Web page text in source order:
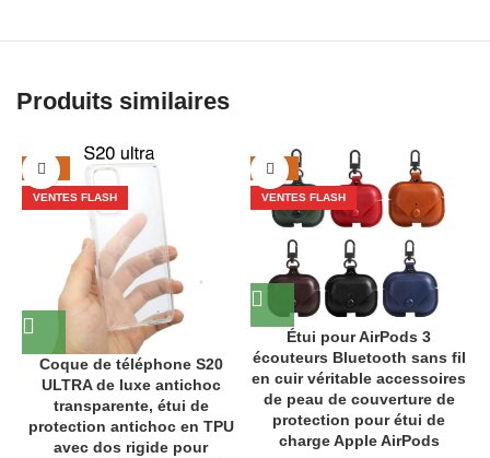
Produits similaires
-29%
VENTES FLASH
Coque de téléphone S20
ULTRA de luxe antichoc
transparente, étui de
protection antichoc en TPU
avec dos rigide pour
-32%
VENTES FLASH
Étui pour AirPods 3
écouteurs Bluetooth sans fil
en cuir véritable accessoires
de peau de couverture de
protection pour étui de
charge Apple AirPods